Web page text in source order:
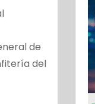
de
del